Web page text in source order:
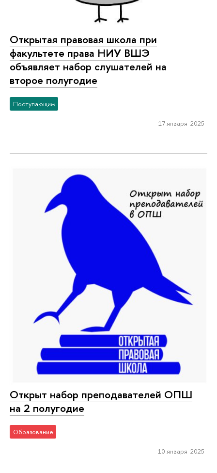
Открытая правовая школа при
факультете права НИУ ВШЭ
объявляет набор слушателей на
второе полугодие
Поступающим
17 января 2025
Открыт набор преподавателей ОПШ
на 2 полугодие
Образование
10 января 2025